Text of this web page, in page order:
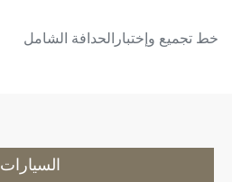
خط تجميع وإختبارالحدافة الشامل
السيارات